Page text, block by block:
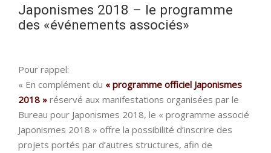
Japonismes 2018 – le programme
des «événements associés»
Pour rappel:
« En complément du « programme officiel Japonismes
2018 » réservé aux manifestations organisées par le
Bureau pour Japonismes 2018, le « programme associé
Japonismes 2018 » offre la possibilité d’inscrire des
projets portés par d’autres structures, afin de